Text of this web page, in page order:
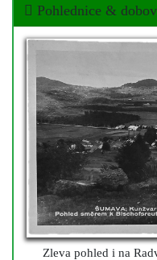
Pohlednice &
Zleva pohled i na